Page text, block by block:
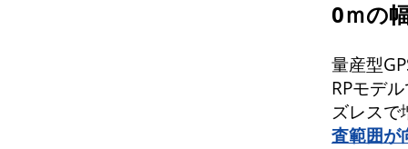
0ｍの
量産型
RPモデ
ズレスで
査範囲が